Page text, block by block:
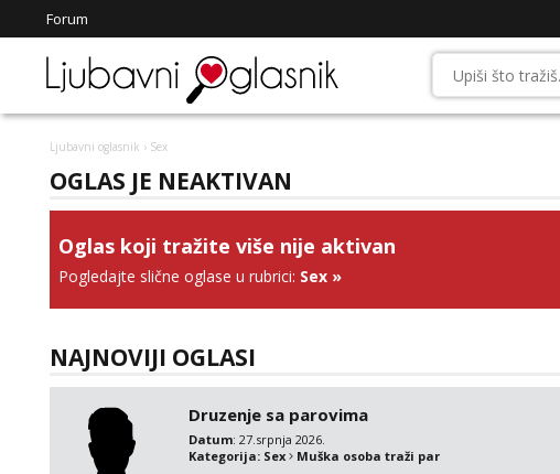
Forum
Ljubavni oglasnik › Sex
OGLAS JE NEAKTIVAN
Oglas koji tražite više nije aktivan
Pogledajte slične oglase u rubrici: Sex »
NAJNOVIJI OGLASI
Druzenje sa parovima
Datum: 27.srpnja 2026.
Kategorija: Sex Muška osoba traži par